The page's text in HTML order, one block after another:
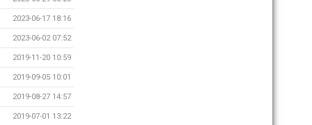
2023-06-17 18:16
2023-06-02 07:52
2019-11-20 10:59
2019-09-05 10:01
2019-08-27 14:57
2019-07-01 13:22